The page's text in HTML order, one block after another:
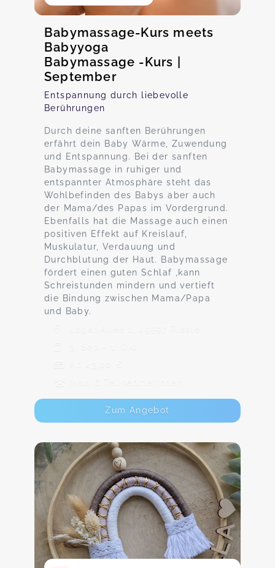
Babymassage-Kurs meets
Babyyoga
Babymassage -Kurs |
September
Entspannung durch liebevolle
Berührungen
Durch deine sanften Berührungen
erfährt dein Baby Wärme, Zuwendung
und Entspannung. Bei der sanften
Babymassage in ruhiger und
entspannter Atmosphäre steht das
Wohlbefinden des Babys aber auch
der Mama/des Papas im Vordergrund.
Ebenfalls hat die Massage auch einen
positiven Effekt auf Kreislauf,
Muskulatur, Verdauung und
Durchblutung der Haut. Babymassage
fördert einen guten Schlaf ,kann
Schreistunden mindern und vertieft
die Bindung zwischen Mama/Papa
und Baby.
Lager Allee 1, 49597 Rieste
3. Sep - 1. Okt
Ab 43,00 €
Max. 6 TeilnehmerInnen
Zum Angebot